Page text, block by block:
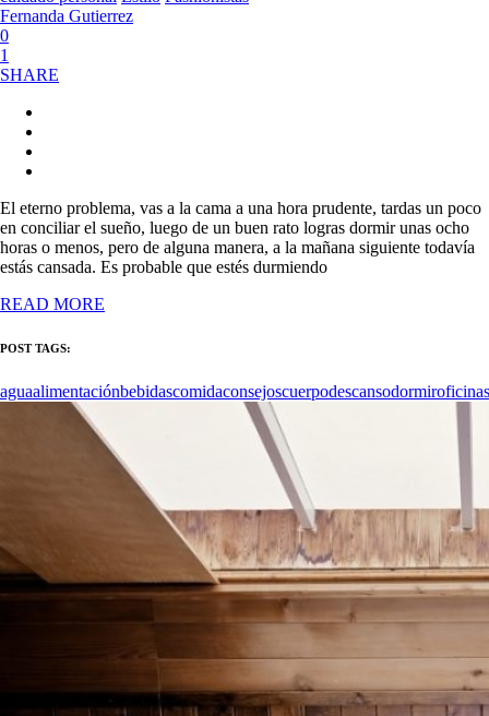
Fernanda Gutierrez
0
1
SHARE
El eterno problema, vas a la cama a una hora prudente, tardas un poco
en conciliar el sueño, luego de un buen rato logras dormir unas ocho
horas o menos, pero de alguna manera, a la mañana siguiente todavía
estás cansada. Es probable que estés durmiendo
READ MORE
POST TAGS:
aguaalimentaciónbebidascomidaconsejoscuerpodescansodormiroficina